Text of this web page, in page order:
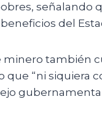
señalando
del
minero también
que “ni siquiera